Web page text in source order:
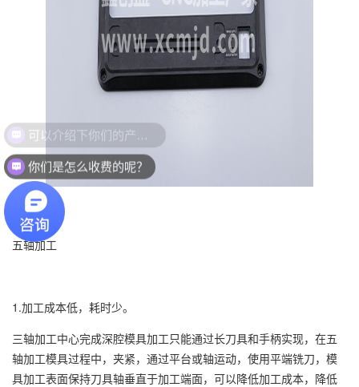
五轴加工
1.加工成本低，耗时少。
三轴加工中心完成深腔模具加工只能通过长刀具和手柄实现，在五
轴加工模具过程中，夹紧，通过平台或轴运动，使用平端铣刀，模
具加工表面保持刀具轴垂直于加工端面，可以降低加工成本，降低
你们是怎么收费的呢？